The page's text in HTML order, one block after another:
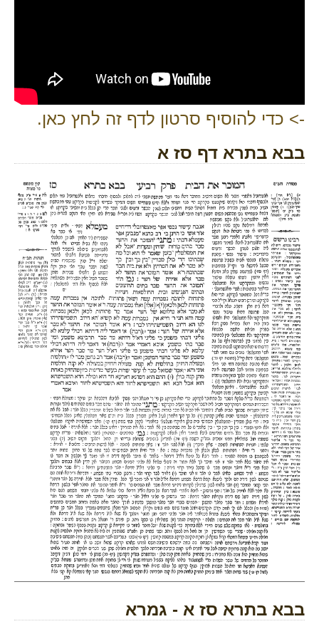
-> כדי להוסיף סרטון לדף זה לחץ כאן.
בבא בתרא דף סז א
בבא בתרא סז א - גמרא